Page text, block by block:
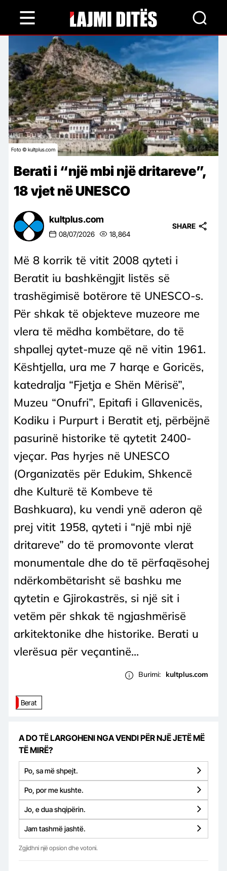
content
Foto © kultplus.com
Berati i “një mbi një dritareve”,
18 vjet në UNESCO
kultplus.com
08/07/2026 18,864
SHARE
Më 8 korrik të vitit 2008 qyteti i
Beratit iu bashkëngjit listës së
trashëgimisë botërore të UNESCO-s.
Për shkak të objekteve muzeore me
vlera të mëdha kombëtare, do të
shpallej qytet-muze që në vitin 1961.
Kështjella, ura me 7 harqe e Goricës,
katedralja “Fjetja e Shën Mërisë”,
Muzeu “Onufri”, Epitafi i Gllavenicës,
Kodiku i Purpurt i Beratit etj, përbëjnë
pasurinë historike të qytetit 2400-
vjeçar. Pas hyrjes në UNESCO
(Organizatës për Edukim, Shkencë
dhe Kulturë të Kombeve të
Bashkuara), ku vendi ynë aderon që
prej vitit 1958, qyteti i “një mbi një
dritareve” do të promovonte vlerat
monumentale dhe do të përfaqësohej
ndërkombëtarisht së bashku me
qytetin e Gjirokastrës, si një sit i
vetëm për shkak të ngjashmërisë
arkitektonike dhe historike. Berati u
vlerësua për veçantinë...
Burimi: kultplus.com
Berat
A DO TË LARGOHENI NGA VENDI PËR NJË JETË MË
TË MIRË?
Po, sa më shpejt.
Po, por me kushte.
Jo, e dua shqipërin.
Jam tashmë jashtë.
Zgjidhni një opsion dhe votoni.